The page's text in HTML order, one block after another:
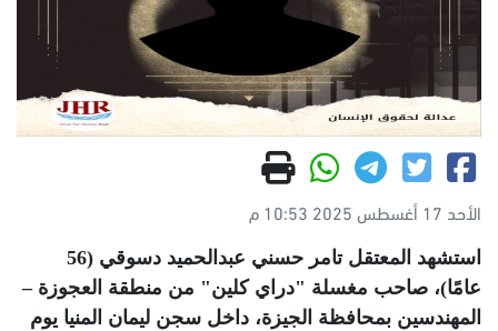
الأحد 17 أغسطس 2025 10:53 م
استشهد المعتقل تامر حسني عبدالحميد دسوقي (56
عامًا)، صاحب مغسلة "دراي كلين" من منطقة العجوزة –
المهندسين بمحافظة الجيزة، داخل سجن ليمان المنيا يوم